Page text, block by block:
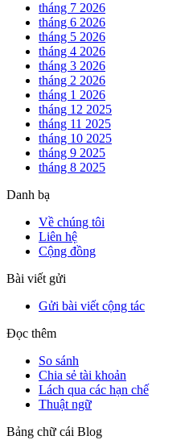
tháng 7 2026
tháng 6 2026
tháng 5 2026
tháng 4 2026
tháng 3 2026
tháng 2 2026
tháng 1 2026
tháng 12 2025
tháng 11 2025
tháng 10 2025
tháng 9 2025
tháng 8 2025
Danh bạ
Về chúng tôi
Liên hệ
Cộng đồng
Bài viết gửi
Gửi bài viết cộng tác
Đọc thêm
So sánh
Chia sẻ tài khoản
Lách qua các hạn chế
Thuật ngữ
Bảng chữ cái Blog